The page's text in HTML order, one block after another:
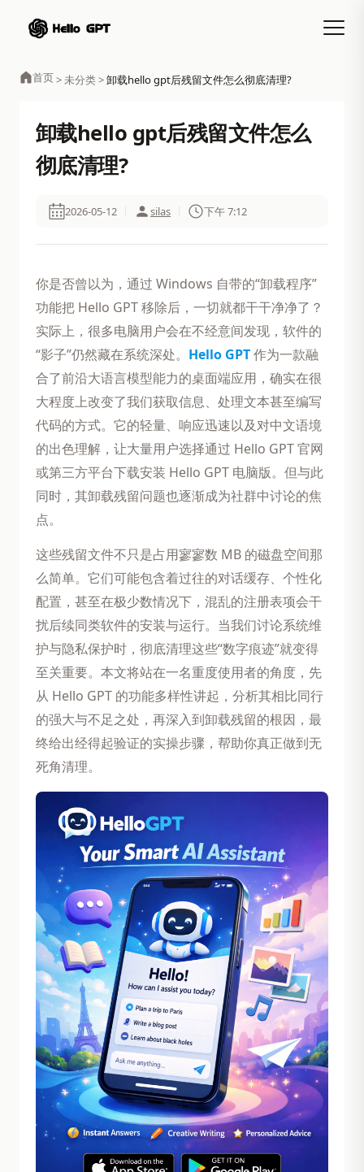
首页>未分类>卸载hello gpt后残留文件怎么彻底清理?
卸载hello gpt后残留文件怎么
彻底清理?
2026-05-12 silas 下午 7:12
你是否曾以为，通过 Windows 自带的“卸载程序”
功能把 Hello GPT 移除后，一切就都干干净净了？
实际上，很多电脑用户会在不经意间发现，软件的
“影子”仍然藏在系统深处。 Hello GPT作为一款融
合了前沿大语言模型能力的桌面端应用，确实在很
大程度上改变了我们获取信息、处理文本甚至编写
代码的方式。它的轻量、响应迅速以及对中文语境
的出色理解，让大量用户选择通过 Hello GPT 官网
或第三方平台下载安装 Hello GPT 电脑版。但与此
同时，其卸载残留问题也逐渐成为社群中讨论的焦
点。
这些残留文件不只是占用寥寥数 MB 的磁盘空间那
么简单。它们可能包含着过往的对话缓存、个性化
配置，甚至在极少数情况下，混乱的注册表项会干
扰后续同类软件的安装与运行。当我们讨论系统维
护与隐私保护时，彻底清理这些“数字痕迹”就变得
至关重要。本文将站在一名重度使用者的角度，先
从 Hello GPT 的功能多样性讲起，分析其相比同行
的强大与不足之处，再深入到卸载残留的根因，最
终给出经得起验证的实操步骤，帮助你真正做到无
死角清理。